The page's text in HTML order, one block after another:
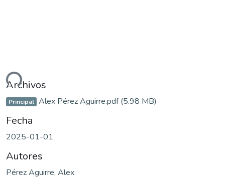
Archivos
Principal Alex Pérez Aguirre.pdf(5.98 MB)
Fecha
2025-01-01
Autores
Pérez Aguirre, Alex